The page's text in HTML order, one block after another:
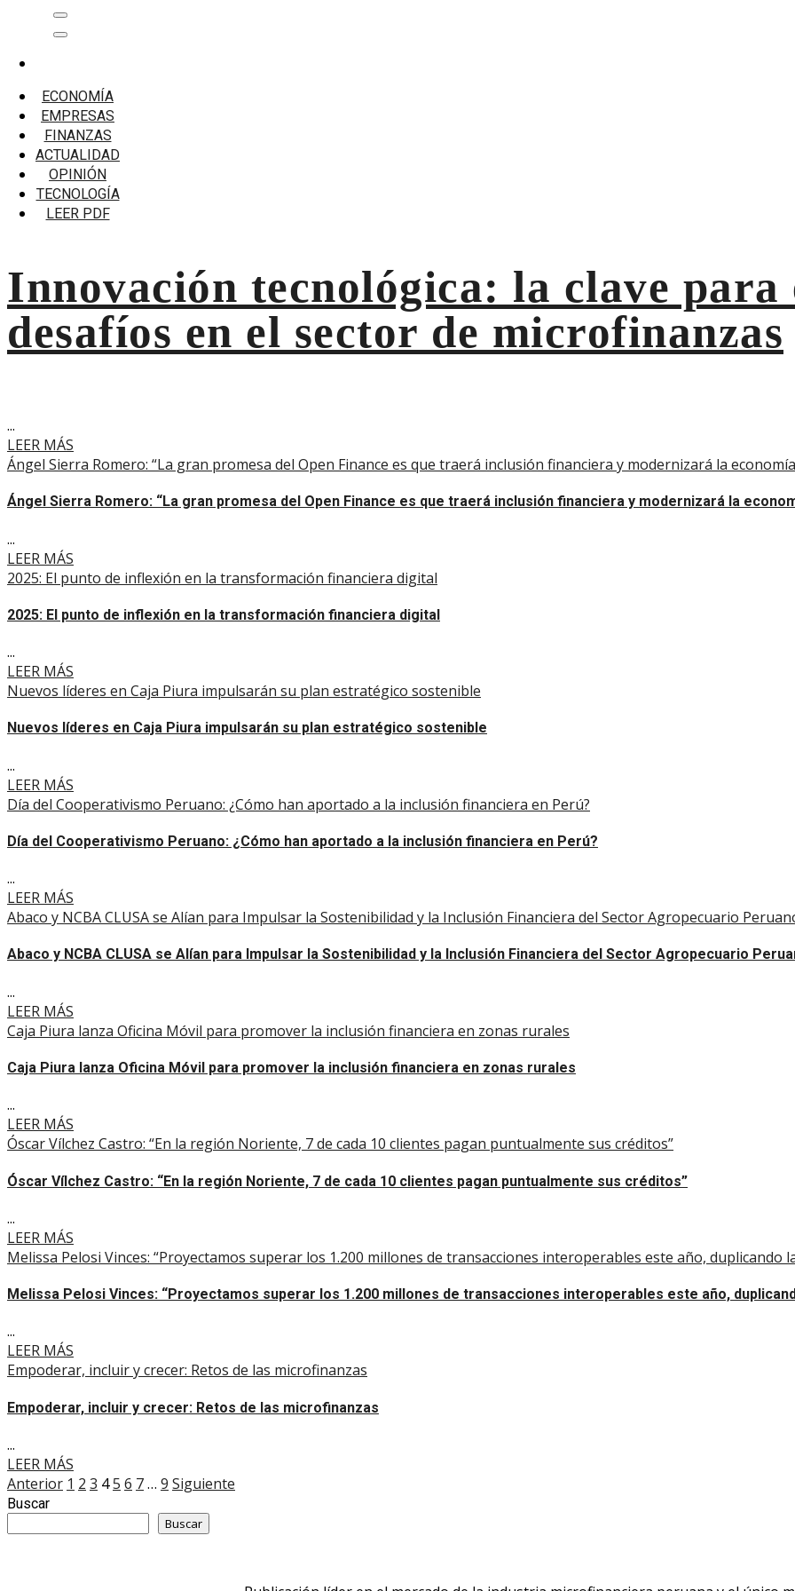
Menú
principal
ECONOMÍA
EMPRESAS
FINANZAS
ACTUALIDAD
OPINIÓN
TECNOLOGÍA
LEER PDF
Página 4
Inclusión Financiera
Innovación tecnológica: la clave para enfrentar los desafíos en el sector de microfinanzas
Innovación tecnológica: la clave
desafíos en el sector de microfinanzas
...
LEER MÁS
Ángel Sierra Romero: “La gran promesa del Open Finance es que traerá inclusión financiera y modernizará la
Ángel Sierra Romero: “La gran promesa del Open Finance es que traerá inclusión financiera y modernizará la
...
LEER MÁS
2025: El punto de inflexión en la transformación financiera digital
2025: El punto de inflexión en la transformación financiera digital
...
LEER MÁS
Nuevos líderes en Caja Piura impulsarán su plan estratégico sostenible
Nuevos líderes en Caja Piura impulsarán su plan estratégico sostenible
...
LEER MÁS
Día del Cooperativismo Peruano: ¿Cómo han aportado a la inclusión financiera en Perú?
Día del Cooperativismo Peruano: ¿Cómo han aportado a la inclusión financiera en Perú?
...
LEER MÁS
Abaco y NCBA CLUSA se Alían para Impulsar la Sostenibilidad y la Inclusión Financiera del Sector Agropecuario
Abaco y NCBA CLUSA se Alían para Impulsar la Sostenibilidad y la Inclusión Financiera del Sector Agropecuario
...
LEER MÁS
Caja Piura lanza Oficina Móvil para promover la inclusión financiera en zonas rurales
Caja Piura lanza Oficina Móvil para promover la inclusión financiera en zonas rurales
...
LEER MÁS
Óscar Vílchez Castro: “En la región Noriente, 7 de cada 10 clientes pagan puntualmente sus créditos”
Óscar Vílchez Castro: “En la región Noriente, 7 de cada 10 clientes pagan puntualmente sus créditos”
...
LEER MÁS
Melissa Pelosi Vinces: “Proyectamos superar los 1.200 millones de transacciones interoperables este año, duplicando
Melissa Pelosi Vinces: “Proyectamos superar los 1.200 millones de transacciones interoperables este año,
...
LEER MÁS
Empoderar, incluir y crecer: Retos de las microfinanzas
Empoderar, incluir y crecer: Retos de las microfinanzas
...
LEER MÁS
Paginación
de
entradas
Anterior 1 2 3 45 6 7… 9 Siguiente
Buscar
Buscar